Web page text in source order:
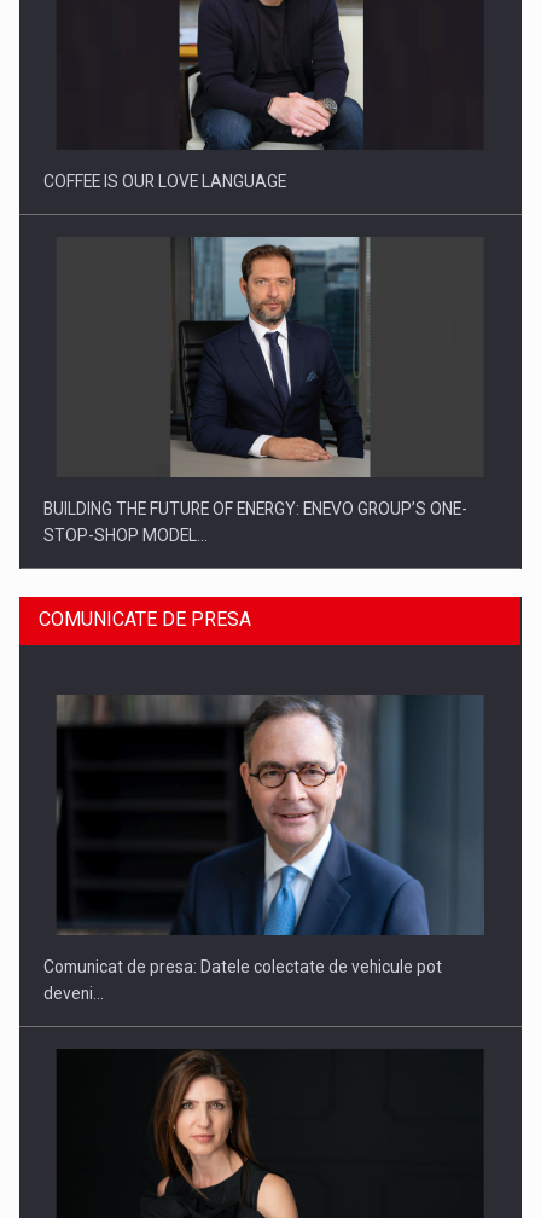
Proteinmaxxing and the Future of Protein Demand
COFFEE IS OUR LOVE LANGUAGE
BUILDING THE FUTURE OF ENERGY: ENEVO GROUP’S ONE-
STOP-SHOP MODEL…
ROOTED IN ROMANIA, BUILT TO DELIVER TECHNOLOGY FOR
COMUNICATE DE PRESA
Comunicat de presa: Datele colectate de vehicule pot
deveni…